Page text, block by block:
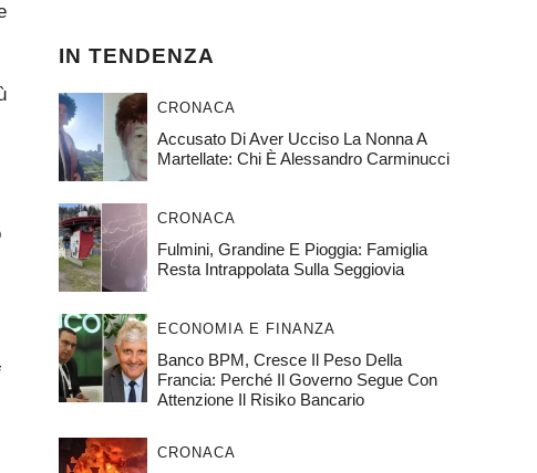
IN TENDENZA
CRONACA
Accusato Di Aver Ucciso La Nonna A
Martellate: Chi È Alessandro Carminucci
CRONACA
Fulmini, Grandine E Pioggia: Famiglia
Resta Intrappolata Sulla Seggiovia
ECONOMIA E FINANZA
Banco BPM, Cresce Il Peso Della
Francia: Perché Il Governo Segue Con
Attenzione Il Risiko Bancario
CRONACA